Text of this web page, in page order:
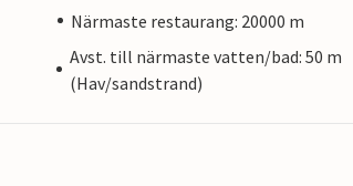
Närmaste restaurang: 20000 m
Avst. till närmaste vatten/bad: 50 m
(Hav/sandstrand)